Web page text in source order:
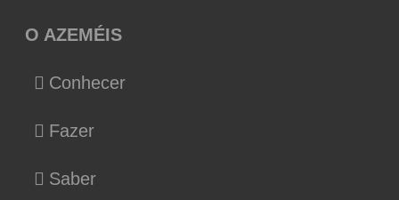
O AZEMÉIS
Conhecer
Fazer
Saber